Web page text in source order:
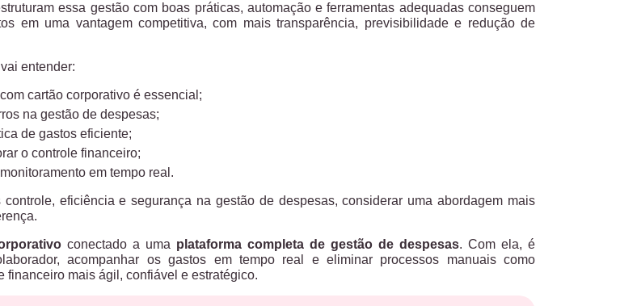
essa gestão com boas práticas, automação e ferramentas adequadas conseguem
em uma vantagem competitiva, com mais transparência, previsibilidade e redução de
entender:
cartão corporativo é essencial;
na gestão de despesas;
de gastos eficiente;
o controle financeiro;
em tempo real.
eficiência e segurança na gestão de despesas, considerar uma abordagem mais
conectado a uma plataforma completa de gestão de despesas. Com ela, é
acompanhar os gastos em tempo real e eliminar processos manuais como
financeiro mais ágil, confiável e estratégico.